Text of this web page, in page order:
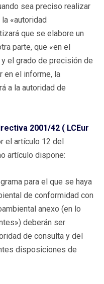
sea preciso realizar
«autoridad
que se elabore un
parte, que «en el
el grado de precisión de
en el informe, la
a la autoridad de
2001/42 ( LCEur
el artículo 12 del
artículo dispone:
para el que se haya
de conformidad con
anexo (en lo
deberán ser
de consulta y del
disposiciones de